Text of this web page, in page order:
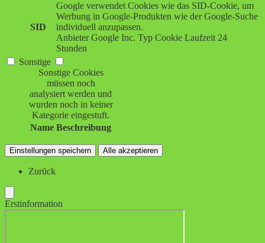
SID
Google verwendet Cookies wie das SID-Cookie, um
Werbung in Google-Produkten wie der Google-Suche
individuell anzupassen.
Anbieter Google Inc. Typ Cookie Laufzeit 24
Stunden
Sonstige
Sonstige Cookies
müssen noch
analysiert werden und
wurden noch in keiner
Kategorie eingestuft.
Name Beschreibung
Einstellungen speichern Alle akzeptieren
Zurück
Erstinformation